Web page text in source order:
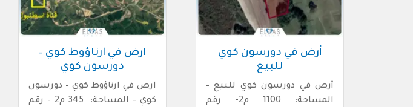
أرض في دورسون كوي
للبيع
أرض في دورسون كوي للبيع –
المساحة: 1100 م2- رقم
ارض في ارناؤوط كوي –
دورسون كوي
ارض في ارناؤوط كوي – دورسون
كوي – المساحة: 345 م2 – رقم